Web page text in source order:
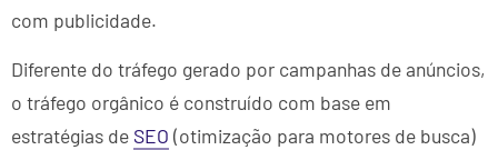
com publicidade.
Diferente do tráfego gerado por campanhas de anúncios,
o tráfego orgânico é construído com base em
estratégias de SEO (otimização para motores de busca)